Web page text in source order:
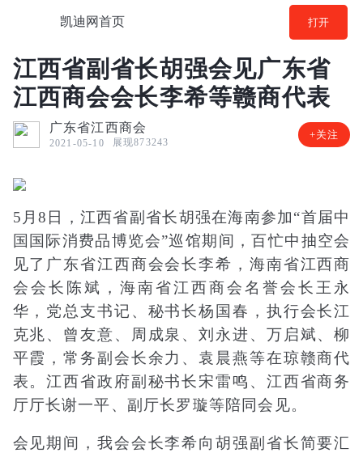
凯迪网首页 打开
江西省副省长胡强会见广东省
江西商会会长李希等赣商代表
广东省江西商会
2021-05-10 展现873243
+关注
5月8日，江西省副省长胡强在海南参加“首届中
国国际消费品博览会”巡馆期间，百忙中抽空会
见了广东省江西商会会长李希，海南省江西商
会会长陈斌，海南省江西商会名誉会长王永
华，党总支书记、秘书长杨国春，执行会长江
克兆、曾友意、周成泉、刘永进、万启斌、柳
平霞，常务副会长余力、袁晨燕等在琼赣商代
表。江西省政府副秘书长宋雷鸣、江西省商务
厅厅长谢一平、副厅长罗璇等陪同会见。
会见期间，我会会长李希向胡强副省长简要汇